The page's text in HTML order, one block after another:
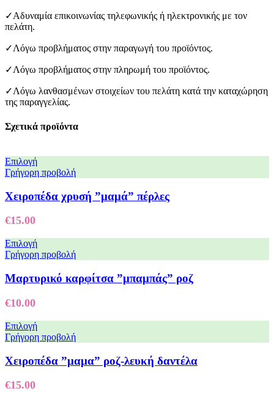
✓Αδυναμία επικοινωνίας τηλεφωνικής ή ηλεκτρονικής με τον
πελάτη.
✓Λόγω προβλήματος στην παραγωγή του προϊόντος.
✓Λόγω προβλήματος στην πληρωμή του προϊόντος.
✓Λόγω λανθασμένων στοιχείων του πελάτη κατά την καταχώρηση
της παραγγελίας.
Σχετικά προϊόντα
Επιλογή
Γρήγορη προβολή
Χειροπέδα χρυσή ”μαμά” πέρλες
€15.00
Επιλογή
Γρήγορη προβολή
Μαρτυρικό καρφίτσα ”μπαμπάς” ροζ
€10.00
Επιλογή
Γρήγορη προβολή
Χειροπέδα ”μαμα” ροζ-λευκή δαντέλα
€15.00